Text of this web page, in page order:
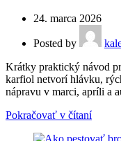
24. marca 2026
Posted by
Krátky praktický návod
karfiol netvorí hlávku,
nápravu v marci, apríli a
Pokračovať v čítaní